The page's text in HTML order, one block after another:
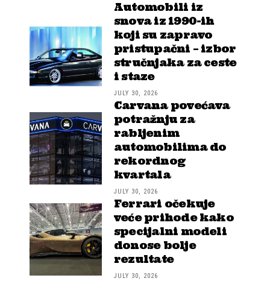
Automobili iz
snova iz 1990-ih
koji su zapravo
pristupačni – izbor
stručnjaka za ceste
i staze
JULY 30, 2026
Carvana povećava
potražnju za
rabljenim
automobilima do
rekordnog
kvartala
JULY 30, 2026
Ferrari očekuje
veće prihode kako
specijalni modeli
donose bolje
rezultate
JULY 30, 2026